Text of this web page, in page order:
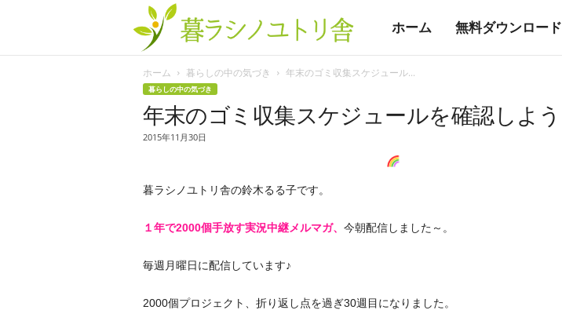
ト
ホーム 無料ダウンロード
ホーム 暮らしの中の気づき 年末のゴミ収集スケジュール...
暮らしの中の気づき
年末のゴミ収集スケジュールを確認しよう
2015年11月30日
暮ラシノユトリ舎の鈴木るる子です。
１年で2000個手放す実況中継メルマガ、 今朝配信しました～。
毎週月曜日に配信しています♪
2000個プロジェクト、折り返し点を過ぎ30週目になりました。